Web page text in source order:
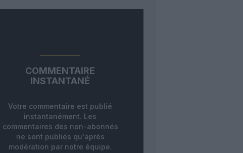
COMMENTAIRE
INSTANTANÉ
Votre commentaire est publié
instantanément. Les
commentaires des non-abonnés
ne sont publiés qu'après
modération par notre équipe.